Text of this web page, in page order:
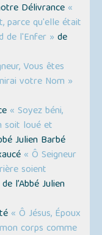
Délivrance «
parce qu'elle était
de l'Enfer » de
Vous êtes
votre Nom »
« Soyez béni,
soit loué et
Julien Barbé
« Ô Seigneur
soient
de l’Abbé Julien
« Ô Jésus, Époux
corps comme